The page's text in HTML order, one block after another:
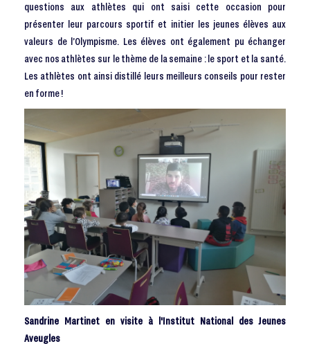
questions aux athlètes qui ont saisi cette occasion pour
présenter leur parcours sportif et initier les jeunes élèves aux
valeurs de l’Olympisme. Les élèves ont également pu échanger
avec nos athlètes sur le thème de la semaine : le sport et la santé.
Les athlètes ont ainsi distillé leurs meilleurs conseils pour rester
en forme !
Sandrine Martinet en visite à l'Institut National des Jeunes
Aveugles